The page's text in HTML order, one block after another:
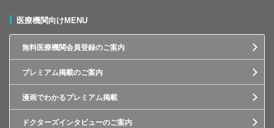
医療機関向けMENU
無料医療機関会員登録のご案内
プレミアム掲載のご案内
漫画でわかるプレミアム掲載
ドクターズインタビューのご案内